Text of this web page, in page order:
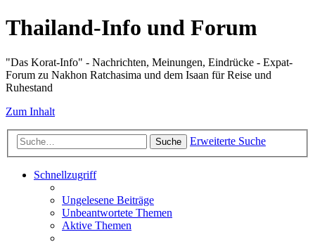
Thailand-Info und Forum
"Das Korat-Info" - Nachrichten, Meinungen, Eindrücke - Expat-
Forum zu Nakhon Ratchasima und dem Isaan für Reise und
Ruhestand
Zum Inhalt
Suche Erweiterte Suche
Schnellzugriff
Ungelesene Beiträge
Unbeantwortete Themen
Aktive Themen